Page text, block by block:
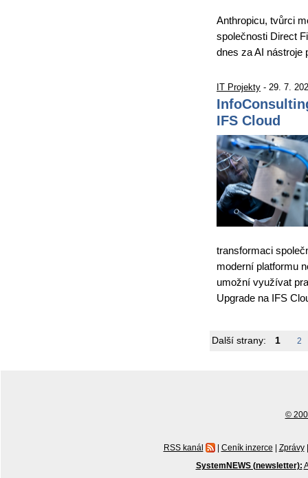
Anthropicu, tvůrci
společnosti Direct
dnes za AI
IT Projekty - 29. 7.
IFS Cloud
transformaci
moderní platformu
umožní využívat
Upgrade na IFS
Další strany: 1 2
©
RSS kanál | Ceník inzerce | Zprávy |
SystemNEWS (newsletter):